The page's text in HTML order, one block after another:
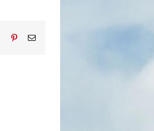
WhatsApp
PinterestEmail